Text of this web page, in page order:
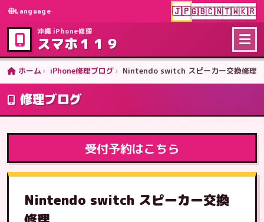
Language 🇯🇵🇬🇧🇨🇳🇹🇼🇰🇷
沖縄 iPhone修理
スマホ１１９
ホーム iPhone修理ブログ Nintendo switch スピーカー交換修理
修理ブログ
受付予約はこちら
Nintendo switch スピーカー交換